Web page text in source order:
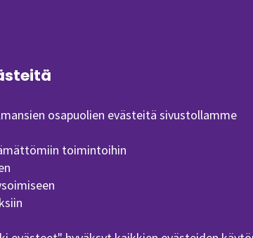
kaikille tarjolla olevia, tutkintoon
opintokokonaisuuksia. Opetus
Avoimessa
perusteilla kuin muutkin
opintosuunnitelma (HOPS). Avoimen
kautta. Lisätietoja SEAMKin
palveluista (Opens in a new window)
.
osapuolien evästeitä sivustollamme
toimintoihin